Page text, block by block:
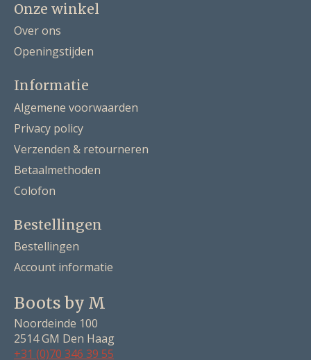
Onze winkel
Over ons
Openingstijden
Informatie
Algemene voorwaarden
Privacy policy
Verzenden & retourneren
Betaalmethoden
Colofon
Bestellingen
Bestellingen
Account informatie
Boots by M
Noordeinde 100
2514 GM Den Haag
+31 (0)70 346 39 55